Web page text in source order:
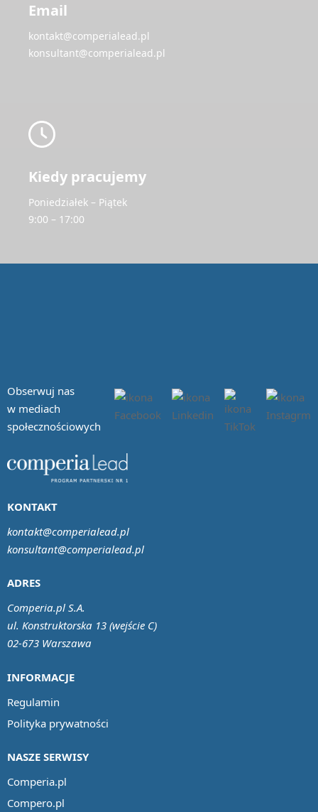
Email
kontakt@comperialead.pl
konsultant@comperialead.pl
Kiedy pracujemy
Poniedziałek – Piątek
9:00 – 17:00
Obserwuj nas
w mediach
społecznościowych
INFORMACJE
Regulamin
Polityka prywatności
NASZE SERWISY
Comperia.pl
Compero.pl
ADRES
Comperia.pl S.A.
ul. Konstruktorska 13 (wejście C)
02-673 Warszawa
KONTAKT
kontakt@comperialead.pl
konsultant@comperialead.pl